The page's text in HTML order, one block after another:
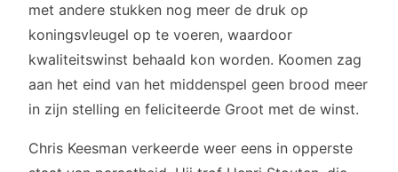
met andere stukken nog meer de druk op
koningsvleugel op te voeren, waardoor
kwaliteitswinst behaald kon worden. Koomen zag
aan het eind van het middenspel geen brood meer
in zijn stelling en feliciteerde Groot met de winst.
Chris Keesman verkeerde weer eens in opperste